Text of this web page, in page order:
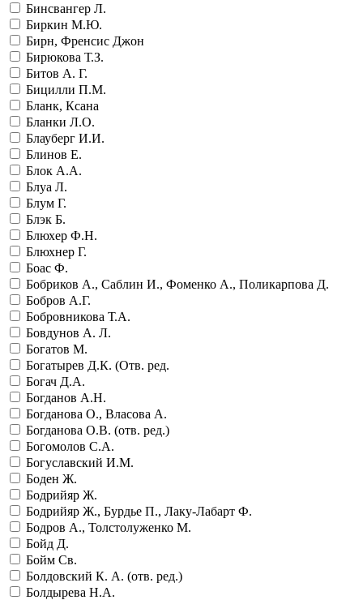
Бинсвангер Л.
Биркин М.Ю.
Бирн, Френсис Джон
Бирюкова Т.З.
Битов А. Г.
Бицилли П.М.
Бланк, Ксана
Бланки Л.О.
Блауберг И.И.
Блинов Е.
Блок А.А.
Блуа Л.
Блум Г.
Блэк Б.
Блюхер Ф.Н.
Блюхнер Г.
Боас Ф.
Бобриков А., Саблин И., Фоменко А., Поликарпова Д.
Бобров А.Г.
Бобровникова Т.А.
Бовдунов А. Л.
Богатов М.
Богатырев Д.К. (Отв. ред.
Богач Д.А.
Богданов А.Н.
Богданова О., Власова А.
Богданова О.В. (отв. ред.)
Богомолов С.А.
Богуславский И.М.
Боден Ж.
Бодрийяр Ж.
Бодрийяр Ж., Бурдье П., Лаку-Лабарт Ф.
Бодров А., Толстолуженко М.
Бойд Д.
Бойм Св.
Болдовский К. А. (отв. ред.)
Болдырева Н.А.